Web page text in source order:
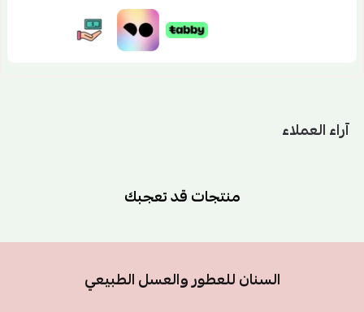
آراء العملاء
منتجات قد تعجبك
السنان للعطور والعسل الطبيعي